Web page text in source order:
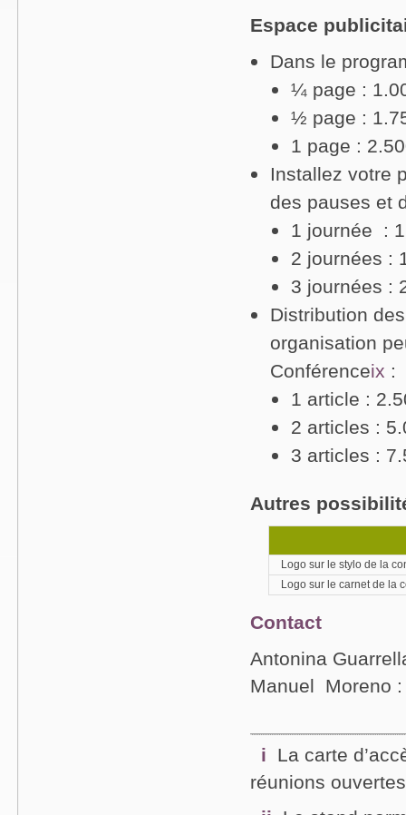
Espace
Dans le
¼ page :
½ page :
1 page :
Installez votre
des pauses et
1 journée :
2 journées :
3 journées :
Distribution
organisation
Conférenceix :
1 article :
2 articles :
3 articles :
Autres
Logo sur le stylo de la
Logo sur le carnet de la
Contact
Antonina
Manuel Moreno
i
La carte
réunions